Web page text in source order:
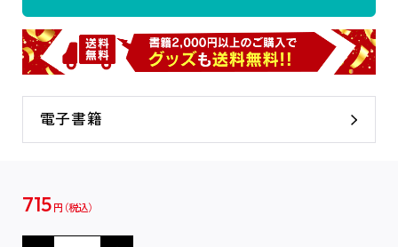
電子書籍
715 円